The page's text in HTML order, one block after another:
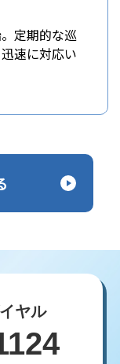
定期的な巡
速に対応い
ヤル